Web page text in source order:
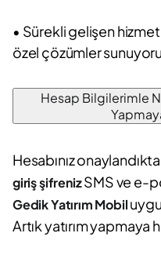
• Sürekli gelişen hizmet
özel çözümler
Hesap Bilgilerimle
Hesabınız
giriş şifrenizSMS ve e-
Gedik Yatırım Mobil
Artık yatırım yapmaya